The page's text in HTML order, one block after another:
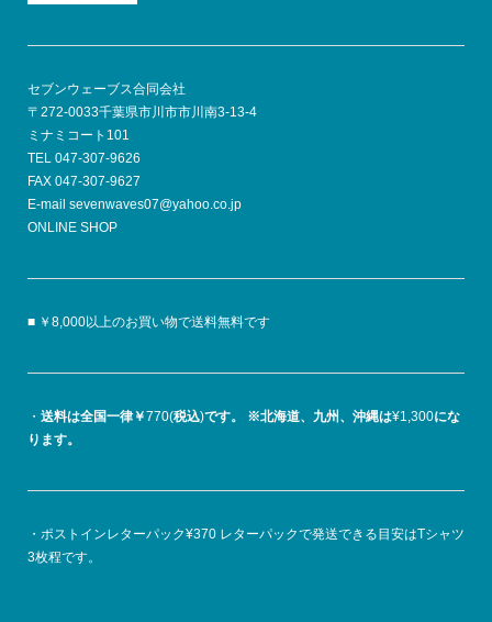
セブンウェーブス合同会社
〒272-0033千葉県市川市市川南3-13-4
ミナミコート101
TEL 047-307-9626
FAX 047-307-9627
E-mail sevenwaves07@yahoo.co.jp
ONLINE SHOP
■ ￥8,000以上のお買い物で送料無料です
・ 送料は全国一律￥770(税込)です。 ※北海道、九州、沖縄は¥1,300にな
ります。
・ポストインレターパック¥370 レターパックで発送できる目安はTシャツ
3枚程です。